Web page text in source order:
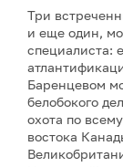
Три
и еще один,
специалиста:
Баренцевом
белобокого
охота по
востока